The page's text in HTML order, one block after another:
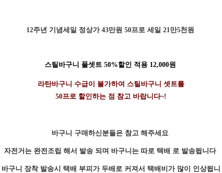
12주년 기념세일 정상가 43만원 50프로 세일 21만5천원
스틸바구니 풀셋트 50%할인 적용 12,000원
라탄바구니 수급이 불가하여 스틸바구니 셋트를
50프로 할인하는 점 참고 바랍니다~!
바구니 구매하신분들은 참고 해주세요
자전거는 완전조립 해서 발송 되며 바구니는 따로 택배 로 발송됩니다
바구니 장착 발송시 택배 부피가 두배로 커져서 택배비가 많이 인상됩니